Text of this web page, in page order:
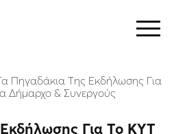
Πηγαδάκια Της Εκδήλωσης Για
Δήμαρχο & Συνεργούς
Για Το ΚΥΤ